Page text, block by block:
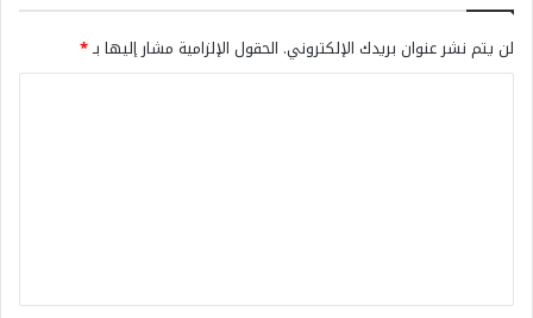
لن يتم نشر عنوان بريدك الإلكتروني. الحقول الإلزامية مشار إليها بـ*